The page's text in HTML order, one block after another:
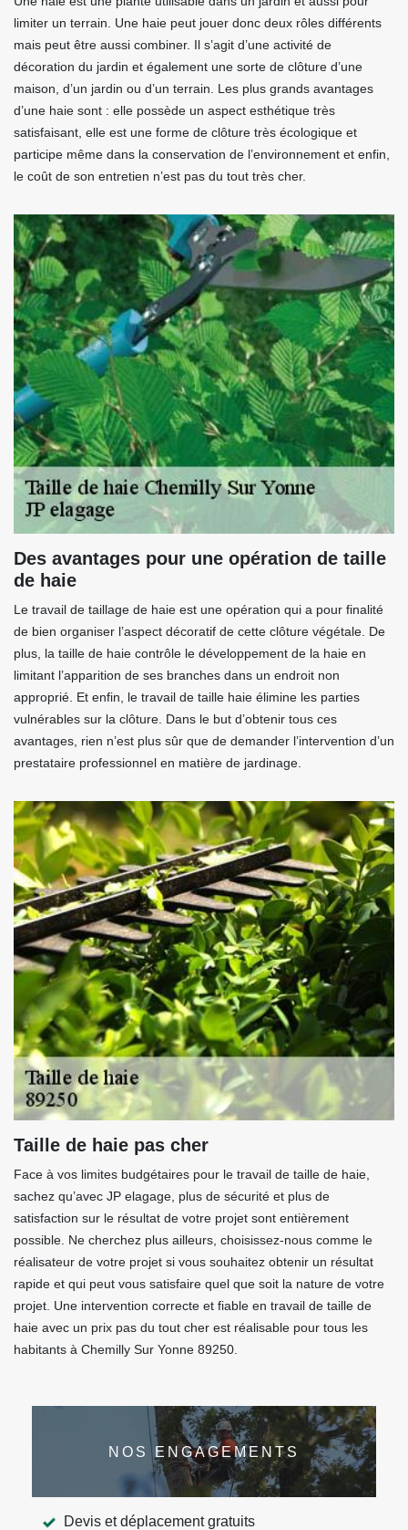
limiter un terrain. Une haie peut jouer donc deux rôles différents
mais peut être aussi combiner. Il s’agit d’une activité de
décoration du jardin et également une sorte de clôture d’une
maison, d’un jardin ou d’un terrain. Les plus grands avantages
d’une haie sont : elle possède un aspect esthétique très
satisfaisant, elle est une forme de clôture très écologique et
participe même dans la conservation de l’environnement et enfin,
le coût de son entretien n’est pas du tout très cher.
Des avantages pour une opération de taille
de haie
Le travail de taillage de haie est une opération qui a pour finalité
de bien organiser l’aspect décoratif de cette clôture végétale. De
plus, la taille de haie contrôle le développement de la haie en
limitant l’apparition de ses branches dans un endroit non
approprié. Et enfin, le travail de taille haie élimine les parties
vulnérables sur la clôture. Dans le but d’obtenir tous ces
avantages, rien n’est plus sûr que de demander l’intervention d’un
prestataire professionnel en matière de jardinage.
Taille de haie pas cher
Face à vos limites budgétaires pour le travail de taille de haie,
sachez qu’avec JP elagage, plus de sécurité et plus de
satisfaction sur le résultat de votre projet sont entièrement
possible. Ne cherchez plus ailleurs, choisissez-nous comme le
réalisateur de votre projet si vous souhaitez obtenir un résultat
rapide et qui peut vous satisfaire quel que soit la nature de votre
projet. Une intervention correcte et fiable en travail de taille de
haie avec un prix pas du tout cher est réalisable pour tous les
habitants à Chemilly Sur Yonne 89250.
NOS ENGAGEMENTS
Devis et déplacement gratuits